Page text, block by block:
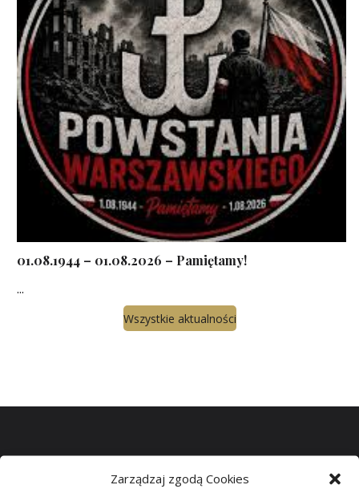
Zarządzaj zgodą Cookies
01.08.1944 – 01.08.2026 – Pamiętamy!
...
Wszystkie aktualności